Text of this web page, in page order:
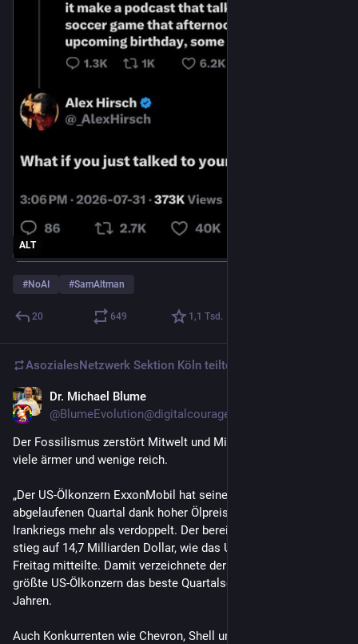
ALT
#NoAI #SamAltman
20 649 1,1 Tsd.
AsozialesNetzwerk Sektion Köln teilte
Dr. Michael Blume
@BlumeEvolution@digitalcourage.social
Der Fossilismus zerstört Mitwelt und Mitmenschen, macht
viele ärmer und wenige reich.
„Der US-Ölkonzern ExxonMobil hat seinen Gewinn im
abgelaufenen Quartal dank hoher Ölpreise infolge des
Irankriegs mehr als verdoppelt. ​Der bereinigte Überschuss
stieg auf 14,7 Milliarden Dollar, wie das Unternehmen am
Freitag mitteilte. Damit verzeichnete ‌der nach Marktwert
größte US-Ölkonzern das beste Quartalsergebnis seit vier
Jahren.
Auch Konkurrenten wie Chevron, Shell und TotalEnergies